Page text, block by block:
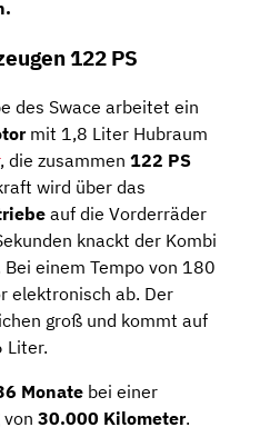
122 PS
des Swace arbeitet ein
mit 1,8 Liter Hubraum
, die zusammen 122 PS
wird über das
auf die Vorderräder
knackt der Kombi
einem Tempo von 180
elektronisch ab. Der
groß und kommt auf
Liter.
Monate bei einer
von 30.000 Kilometer.